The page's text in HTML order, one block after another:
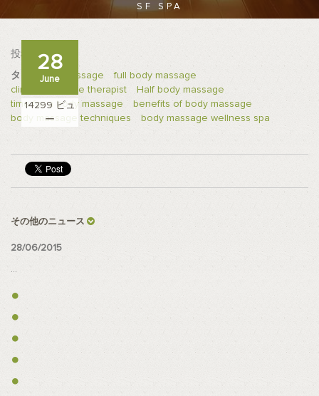
SF SPA
28
June
14299 ビュ
ー
投稿者Admin
タグ:
Body Massage
full body massage
clinical massage therapist
Half body massage
time for a body massage
benefits of body massage
body massage techniques
body massage wellness spa
その他のニュース
28/06/2015
...